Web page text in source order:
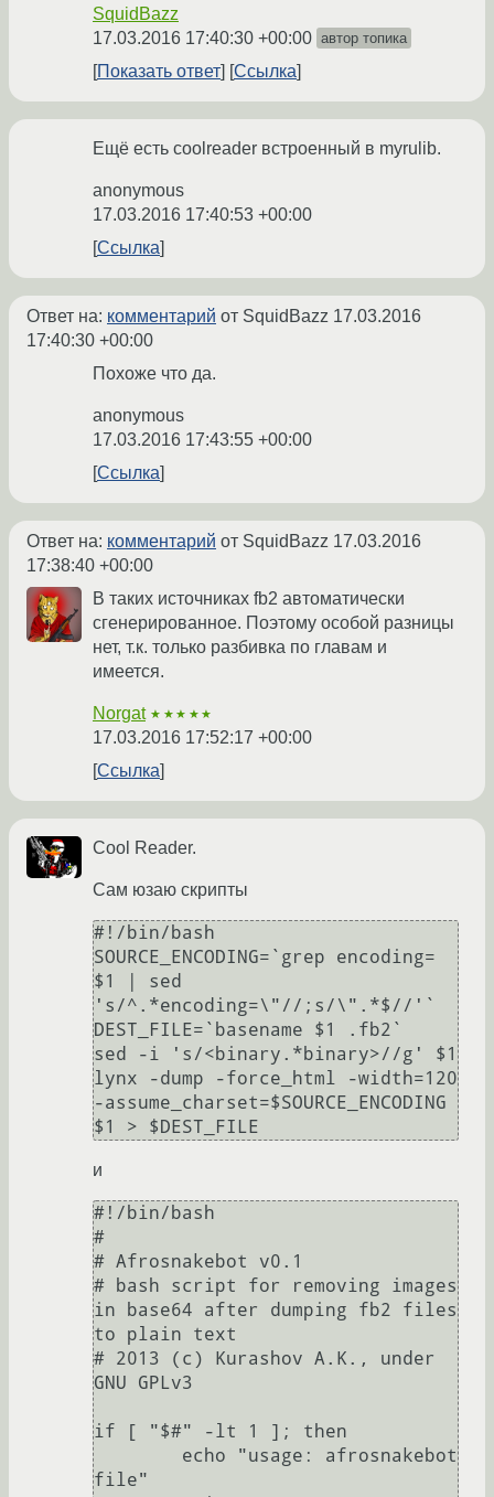
SquidBazz
17.03.2016 17:40:30 +00:00 автор топика
Показать ответ Ссылка
Ещё есть coolreader встроенный в myrulib.
anonymous
17.03.2016 17:40:53 +00:00
Ссылка
Ответ на: комментарий от SquidBazz 17.03.2016
17:40:30 +00:00
Похоже что да.
anonymous
17.03.2016 17:43:55 +00:00
Ссылка
Ответ на: комментарий от SquidBazz 17.03.2016
17:38:40 +00:00
В таких источниках fb2 автоматически
сгенерированное. Поэтому особой разницы
нет, т.к. только разбивка по главам и
имеется.
Norgat ★★★★★
17.03.2016 17:52:17 +00:00
Ссылка
Cool Reader.
Сам юзаю скрипты
#!/bin/bash
SOURCE_ENCODING=`grep encoding=
$1 | sed
's/^.*encoding=\"//;s/\".*$//'`
DEST_FILE=`basename $1 .fb2`
sed -i 's/<binary.*binary>//g' $1
lynx -dump -force_html -width=120
-assume_charset=$SOURCE_ENCODING
и
#!/bin/bash
#
# Afrosnakebot v0.1
# bash script for removing images
in base64 after dumping fb2 files
to plain text
# 2013 (c) Kurashov A.K., under
GNU GPLv3
if [ "$#" -lt 1 ]; then
file"